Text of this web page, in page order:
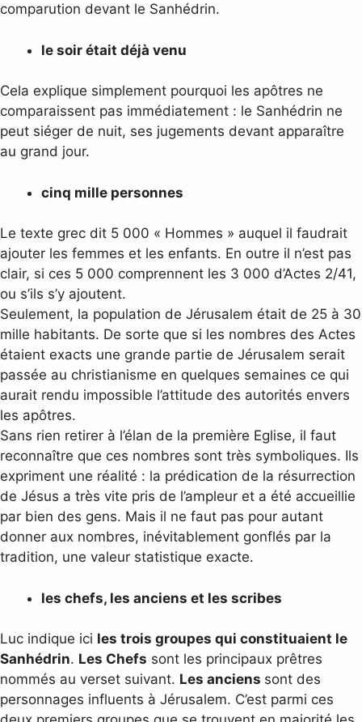
comparution devant le Sanhédrin.
le soir était déjà venu
Cela explique simplement pourquoi les apôtres ne
comparaissent pas immédiatement : le Sanhédrin ne
peut siéger de nuit, ses jugements devant apparaître
au grand jour.
cinq mille personnes
Le texte grec dit 5 000 « Hommes » auquel il faudrait
ajouter les femmes et les enfants. En outre il n’est pas
clair, si ces 5 000 comprennent les 3 000 d’Actes 2/41,
ou s’ils s’y ajoutent.
Seulement, la population de Jérusalem était de 25 à 30
mille habitants. De sorte que si les nombres des Actes
étaient exacts une grande partie de Jérusalem serait
passée au christianisme en quelques semaines ce qui
aurait rendu impossible l’attitude des autorités envers
les apôtres.
Sans rien retirer à l’élan de la première Eglise, il faut
reconnaître que ces nombres sont très symboliques. Ils
expriment une réalité : la prédication de la résurrection
de Jésus a très vite pris de l’ampleur et a été accueillie
par bien des gens. Mais il ne faut pas pour autant
donner aux nombres, inévitablement gonflés par la
tradition, une valeur statistique exacte.
les chefs, les anciens et les scribes
Luc indique ici les trois groupes qui constituaient le
Sanhédrin. Les Chefs sont les principaux prêtres
nommés au verset suivant. Les anciens sont des
personnages influents à Jérusalem. C’est parmi ces